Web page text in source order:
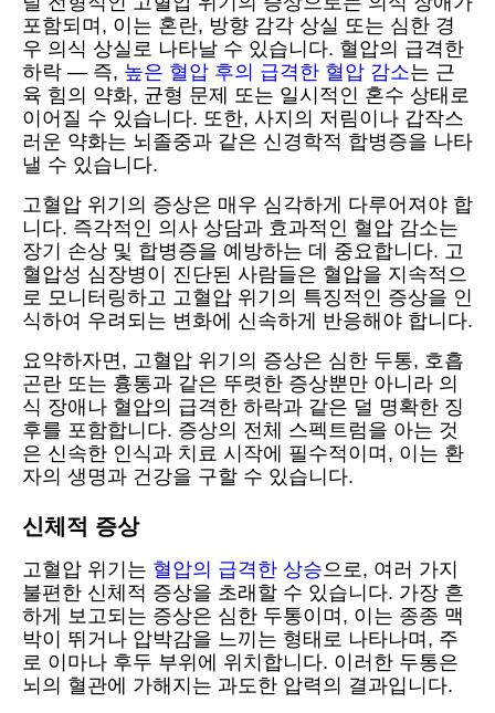
포함되며, 이는 혼란, 방향 감각 상실 또는 심한 경
우 의식 상실로 나타날 수 있습니다. 혈압의 급격한
하락 — 즉, 높은 혈압 후의 급격한 혈압 감소는 근
육 힘의 약화, 균형 문제 또는 일시적인 혼수 상태로
이어질 수 있습니다. 또한, 사지의 저림이나 갑작스
러운 약화는 뇌졸중과 같은 신경학적 합병증을 나타
낼 수 있습니다.
고혈압 위기의 증상은 매우 심각하게 다루어져야 합
니다. 즉각적인 의사 상담과 효과적인 혈압 감소는
장기 손상 및 합병증을 예방하는 데 중요합니다. 고
혈압성 심장병이 진단된 사람들은 혈압을 지속적으
로 모니터링하고 고혈압 위기의 특징적인 증상을 인
식하여 우려되는 변화에 신속하게 반응해야 합니다.
요약하자면, 고혈압 위기의 증상은 심한 두통, 호흡
곤란 또는 흉통과 같은 뚜렷한 증상뿐만 아니라 의
식 장애나 혈압의 급격한 하락과 같은 덜 명확한 징
후를 포함합니다. 증상의 전체 스펙트럼을 아는 것
은 신속한 인식과 치료 시작에 필수적이며, 이는 환
자의 생명과 건강을 구할 수 있습니다.
신체적 증상
고혈압 위기는 혈압의 급격한 상승으로, 여러 가지
불편한 신체적 증상을 초래할 수 있습니다. 가장 흔
하게 보고되는 증상은 심한 두통이며, 이는 종종 맥
박이 뛰거나 압박감을 느끼는 형태로 나타나며, 주
로 이마나 후두 부위에 위치합니다. 이러한 두통은
뇌의 혈관에 가해지는 과도한 압력의 결과입니다.